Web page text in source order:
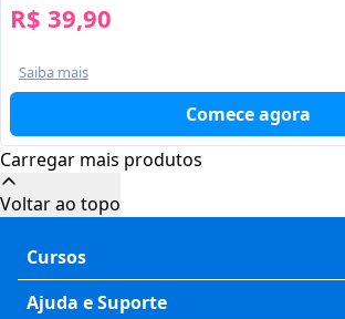
R$ 39,90
Saiba mais
Comece agora
Carregar mais produtos
Cursos
Exatas
Ajuda e Suporte